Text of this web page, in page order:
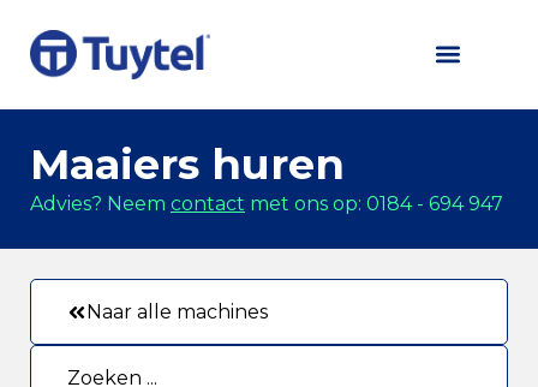
Maaiers huren
Advies? Neem contact met ons op: 0184 - 694 947
Naar alle machines